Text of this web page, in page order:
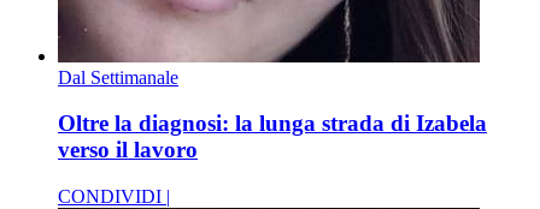
Dal Settimanale
Oltre la diagnosi: la lunga strada di Izabela
verso il lavoro
CONDIVIDI |